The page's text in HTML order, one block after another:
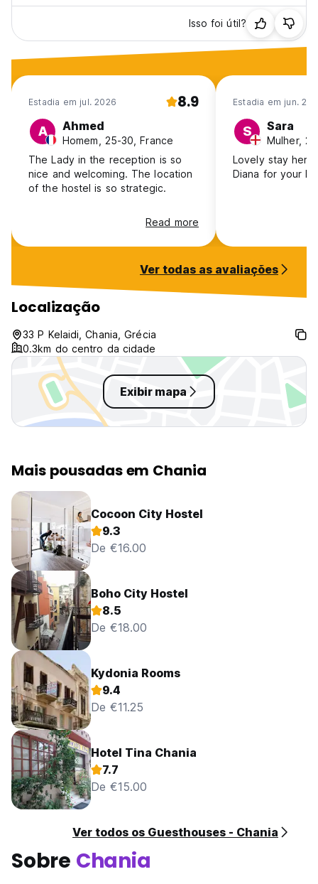
Isso foi útil?
Estadia em jul. 2026 8.9
A Ahmed
Homem, 25-30, France
The Lady in the reception is so
nice and welcoming. The location
of the hostel is so strategic.
Read more
Estadia em jun.
S Sara
Mulher,
Lovely stay here
Diana for your
Ver todas as avaliações
Localização
33 P Kelaidi, Chania, Grécia
0.3km do centro da cidade
Exibir mapa
Mais pousadas em Chania
Cocoon City Hostel
9.3
De €16.00
Boho City Hostel
8.5
De €18.00
Kydonia Rooms
9.4
De €11.25
Hotel Tina Chania
7.7
De €15.00
Ver todos os Guesthouses - Chania
Sobre Chania